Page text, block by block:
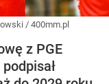
/ 400mm.pl
z PGE